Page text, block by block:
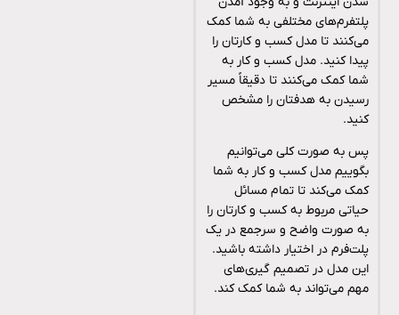
پلتفرم‌های مختلفی به شما کمک
می‌کنند تا مدل کسب و کارتان را
پیدا کنید. مدل کسب و کار به
شما کمک می‌کنند تا دقیقاً مسیر
رسیدن به هدفتان را مشخص
کنید.
پس به صورت کلی می‌توانیم
بگوییم مدل کسب و کار به شما
کمک می‌کند تا تمام مسائل
حیاتی مربوط به کسب و کارتان را
به صورت واضح و سرجمع در یک
پلت‌فرم در اختیار داشته باشید.
این مدل در تصمیم گیری‌های
مهم می‌تواند به شما کمک کند.